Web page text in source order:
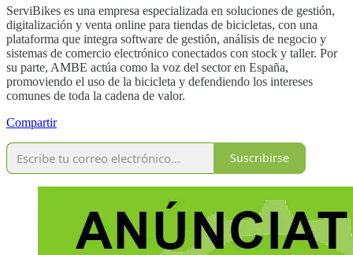
ServiBikes es una empresa especializada en soluciones de gestión,
digitalización y venta online para tiendas de bicicletas, con una
plataforma que integra software de gestión, análisis de negocio y
sistemas de comercio electrónico conectados con stock y taller. Por
su parte, AMBE actúa como la voz del sector en España,
promoviendo el uso de la bicicleta y defendiendo los intereses
comunes de toda la cadena de valor.
Compartir
Suscribirse